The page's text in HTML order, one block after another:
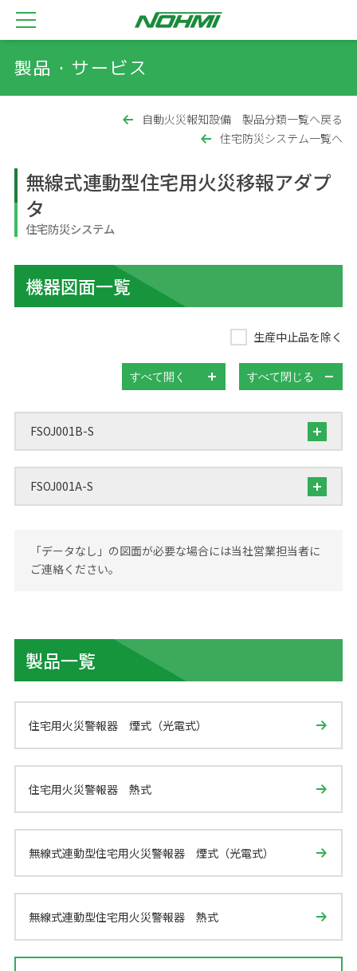
製品・サービス
自動火災報知設備 製品分類一覧へ戻る
住宅防災システム一覧へ
無線式連動型住宅用火災移報アダプ
タ
住宅防災システム
機器図面一覧
生産中止品を除く
すべて開く すべて閉じる
FSOJ001B-S
FSOJ001A-S
「データなし」の図面が必要な場合には当社営業担当者に
ご連絡ください。
製品一覧
住宅用火災警報器 煙式（光電式）
住宅用火災警報器 熱式
無線式連動型住宅用火災警報器 煙式（光電式）
無線式連動型住宅用火災警報器 熱式